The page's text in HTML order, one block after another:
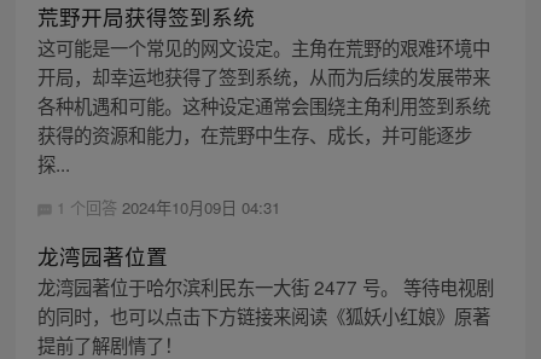
荒野开局获得签到系统
这可能是一个常见的网文设定。主角在荒野的艰难环境中
开局，却幸运地获得了签到系统，从而为后续的发展带来
各种机遇和可能。这种设定通常会围绕主角利用签到系统
获得的资源和能力，在荒野中生存、成长，并可能逐步
探...
1 个回答 2024年10月09日 04:31
龙湾园著位置
龙湾园著位于哈尔滨利民东一大街 2477 号。 等待电视剧
的同时，也可以点击下方链接来阅读《狐妖小红娘》原著
提前了解剧情了！